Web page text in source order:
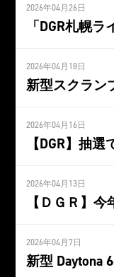
2026年04月26日
「DGR札幌
2026年04月18日
新型スクラン
2026年04月16日
【DGR】抽
2026年04月13日
【ＤＧＲ】
2026年04月7日
新型 Daytona